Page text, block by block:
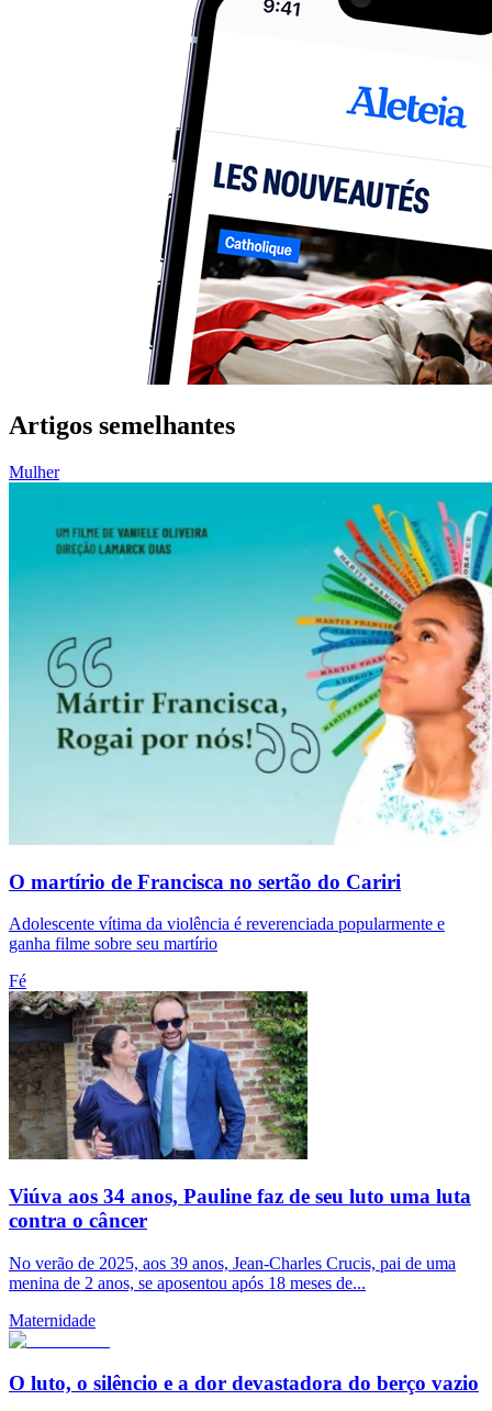
Artigos semelhantes
Mulher
O martírio de Francisca no sertão do Cariri
Adolescente vítima da violência é reverenciada popularmente e
ganha filme sobre seu martírio
Fé
Viúva aos 34 anos, Pauline faz de seu luto uma luta
contra o câncer
No verão de 2025, aos 39 anos, Jean-Charles Crucis, pai de uma
menina de 2 anos, se aposentou após 18 meses de...
Maternidade
O luto, o silêncio e a dor devastadora do berço vazio